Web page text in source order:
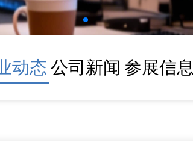
动态 公司新闻 参展信息